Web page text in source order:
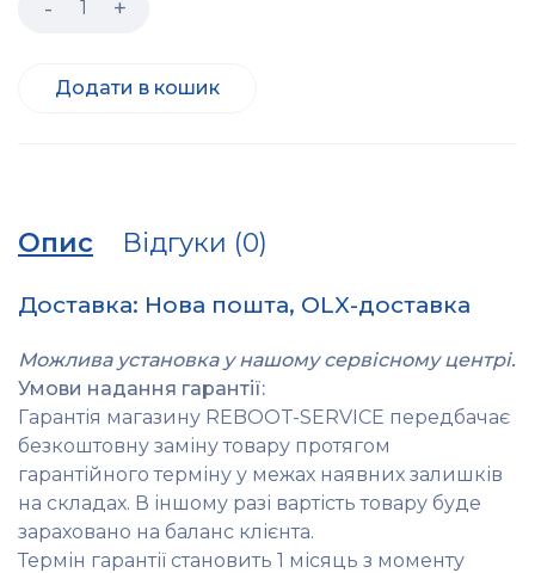
Додати в кошик
Опис Відгуки (0)
Доставка: Нова пошта, OLX-доставка
Можлива установка у нашому сервісному центрі.
Умови надання гарантії:
Гарантія магазину REBOOT-SERVICE передбачає
безкоштовну заміну товару протягом
гарантійного терміну у межах наявних залишків
на складах. В іншому разі вартість товару буде
зараховано на баланс клієнта.
Термін гарантії становить 1 місяць з моменту